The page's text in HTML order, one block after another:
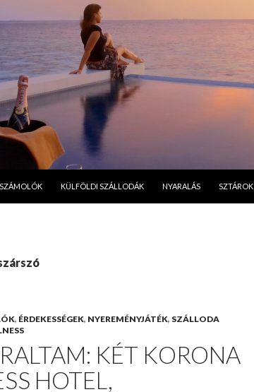
KÜLFÖLDI SZÁLLODÁK NYARALÁS SZTÁROK
, ÉRDEKESSÉGEK, NYEREMÉNYJÁTÉK, SZÁLLODA
KÉT KORONA
HOTEL,